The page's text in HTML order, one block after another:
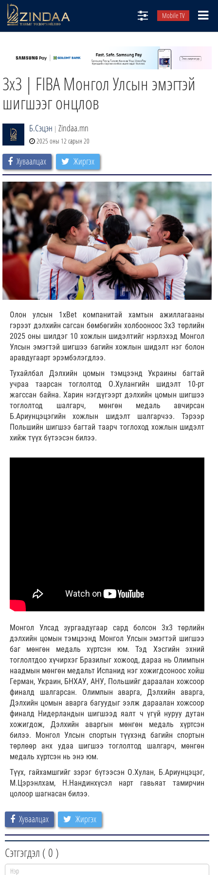
Mobile TV
ТВ8
ӨГЛӨӨНИЙ СОНИН
АУДИО ЗОХИОЛ
3x3 | FIBA Монгол Улсын эмэгтэй
шигшээг онцлов
Б.Сэцэн | Zindaa.mn
2025 оны 12 сарын 20
Хуваалцах Жиргэх
Олон улсын 1xBet компанитай хамтын ажиллагааны
гэрээт дэлхийн сагсан бөмбөгийн холбооноос 3х3 төрлийн
2025 оны шилдэг 10 хожлын шидэлтийг нэрлэхэд Монгол
Улсын эмэгтэй шигшээ багийн хожлын шидэлт нэг болон
аравдугаарт эрэмбэлэгдлээ.
Тухайлбал Дэлхийн цомын тэмцээнд Украины багтай
учраа таарсан тоглолтод О.Хулангийн шидэлт 10-рт
жагссан байна. Харин нэгдүгээрт дэлхийн цомын шигшээ
тоглолтод шалгарч, мөнгөн медаль авчирсан
Б.Ариунцэцэгийн хожлын шидэлт шалгарчээ. Тэрээр
Польшийн шигшээ багтай таарч тоглоход хожлын шидэлт
хийж түүх бүтээсэн билээ.
Монгол Улсад зургаадугаар сард болсон 3х3 төрлийн
дэлхийн цомын тэмцээнд Монгол Улсын эмэгтэй шигшээ
баг мөнгөн медаль хүртсэн юм. Тэд Хэсгийн эхний
тоглолтдоо хүчирхэг Бразилыг хожоод, дараа нь Олимпын
наадмын мөнгөн медальт Испанид нэг хожигдсоноос хойш
Герман, Украин, БНХАУ, АНУ, Польшийг дараалан хожсоор
финалд шалгарсан. Олимпын аварга, Дэлхийн аварга,
Дэлхийн цомын аварга багуудыг ээлж дараалан хожсоор
финалд Нидерландын шигшээд яалт ч үгүй нуруу дутан
хожигдож, Дэлхийн аваргын мөнгөн медаль хүртсэн
билээ. Монгол Улсын спортын түүхэнд багийн спортын
төрлөөр анх удаа шигшээ тоглолтод шалгарч, мөнгөн
медаль хүртсэн нь энэ юм.
Түүх, гайхамшгийг зэрэг бүтээсэн О.Хулан, Б.Ариунцэцэг,
М.Цэрэнлхам, Н.Нандинхүсэл нарт гавьяат тамирчин
цолоор шагнасан билээ.
Хуваалцах Жиргэх
Сэтгэгдэл ( 0 )